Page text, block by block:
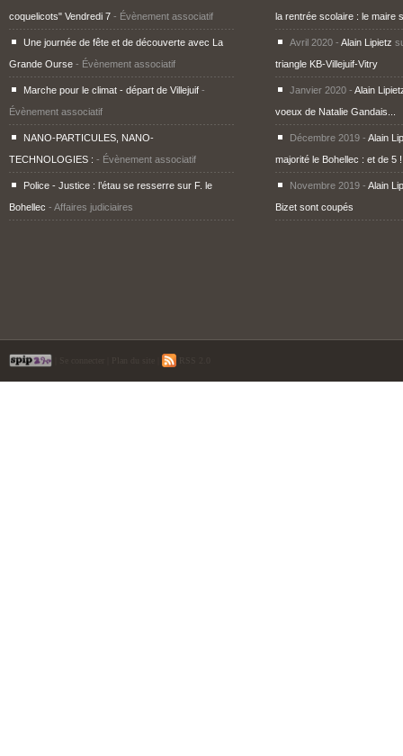
coquelicots" Vendredi 7 - Évènement associatif
Une journée de fête et de découverte avec La
Grande Ourse - Évènement associatif
Marche pour le climat - départ de Villejuif -
Évènement associatif
NANO-PARTICULES, NANO-
TECHNOLOGIES : - Évènement associatif
Police - Justice : l’étau se resserre sur F. le
Bohellec - Affaires judiciaires
la rentrée scolaire : le maire
Avril 2020 - Alain Lipietz
triangle KB-Villejuif-Vitry
Janvier 2020 - Alain
voeux de Natalie Gandais...
Décembre 2019 - Alain
majorité le Bohellec : et de 5 !
Novembre 2019 - Alain
Bizet sont coupés